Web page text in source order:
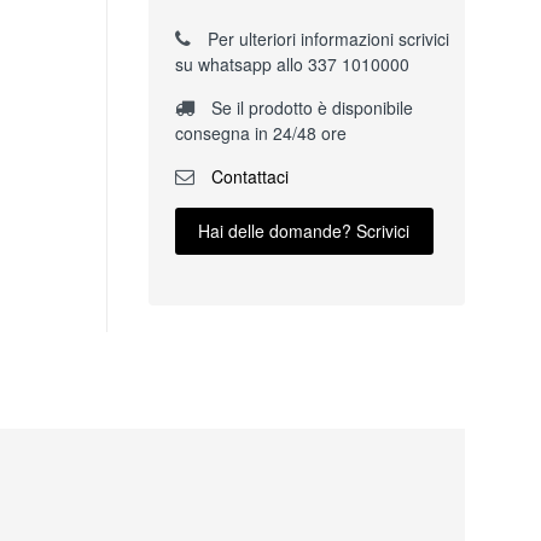
Per ulteriori informazioni scrivici
su whatsapp allo 337 1010000
Se il prodotto è disponibile
consegna in 24/48 ore
Contattaci
Hai delle domande? Scrivici